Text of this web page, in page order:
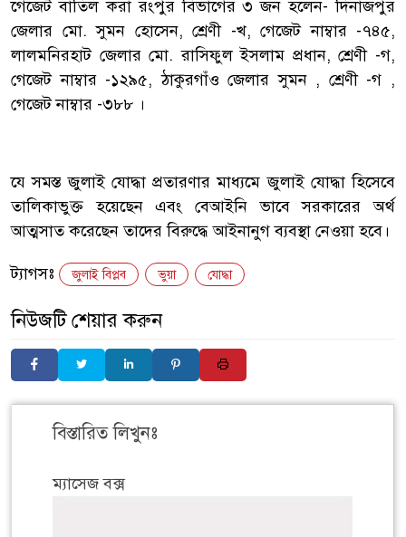
‎গেজেট বাতিল করা রংপুর বিভাগের ৩ জন হলেন- দিনাজপুর
জেলার মো. সুমন হোসেন, শ্রেণী -খ, গেজেট নাম্বার -৭৪৫,
লালমনিরহাট জেলার মো. রাসিফুল ইসলাম প্রধান, শ্রেণী -গ,
গেজেট নাম্বার -১২৯৫, ঠাকুরগাঁও জেলার সুমন , শ্রেণী -গ ,
গেজেট নাম্বার -৩৮৮ ।
‎যে সমস্ত জুলাই যোদ্ধা প্রতারণার মাধ্যমে জুলাই যোদ্ধা হিসেবে
তালিকাভুক্ত হয়েছেন এবং বেআইনি ভাবে সরকারের অর্থ
আত্মসাত করেছেন তাদের বিরুদ্ধে আইনানুগ ব্যবস্থা নেওয়া হবে।
ট্যাগসঃ জুলাই বিপ্লব ভুয়া যোদ্ধা
নিউজটি শেয়ার করুন
বিস্তারিত লিখুনঃ
ম্যাসেজ বক্স